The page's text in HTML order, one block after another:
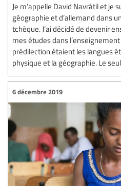
Je m’appelle David Navrátil et je
géographie et d’allemand dans
tchèque. J’ai décidé de devenir
mes études dans
prédilection étaient les langues
physique et la géographie. Le
6 décembre 2019